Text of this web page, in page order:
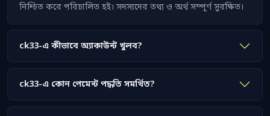
নিশ্চিত করে পরিচালিত হই। সদস্যদের তথ্য ও অর্থ সম্পূর্ণ সুরক্ষিত।
ck33-এ কীভাবে অ্যাকাউন্ট খুলব?
ck33-এ কোন পেমেন্ট পদ্ধতি সমর্থিত?